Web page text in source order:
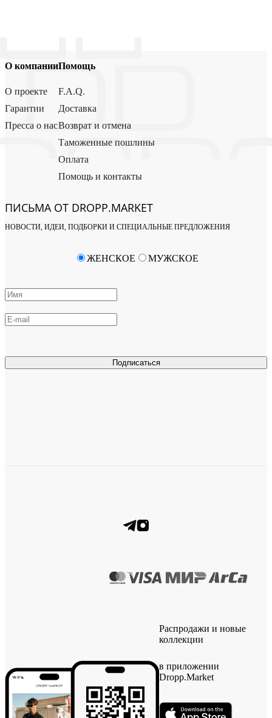
О компании
О проекте
Гарантии
Пресса о нас
Помощь
F.A.Q.
Доставка
Возврат и отмена
Таможенные пошлины
Оплата
Помощь и контакты
ПИСЬМА ОТ DROPP.MARKET
НОВОСТИ, ИДЕИ, ПОДБОРКИ И СПЕЦИАЛЬНЫЕ ПРЕДЛОЖЕНИЯ
Подписаться
ЖЕНСКОЕ МУЖСКОЕ
Распродажи и новые
коллекции
в приложении
Dropp.Market